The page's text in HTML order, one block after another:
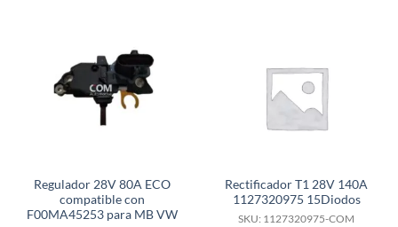
Regulador 28V 80A ECO
compatible con
F00MA45253 para MB VW
Rectificador T1 28V 140A
1127320975 15Diodos
SKU: 1127320975-COM